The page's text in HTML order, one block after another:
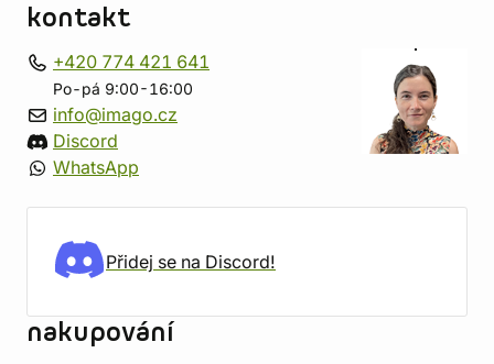
kontakt
+420 774 421 641
Po-pá 9:00-16:00
info@imago.cz
Discord
WhatsApp
Přidej se na Discord!
nakupování